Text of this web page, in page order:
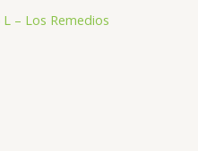
– Los Remedios